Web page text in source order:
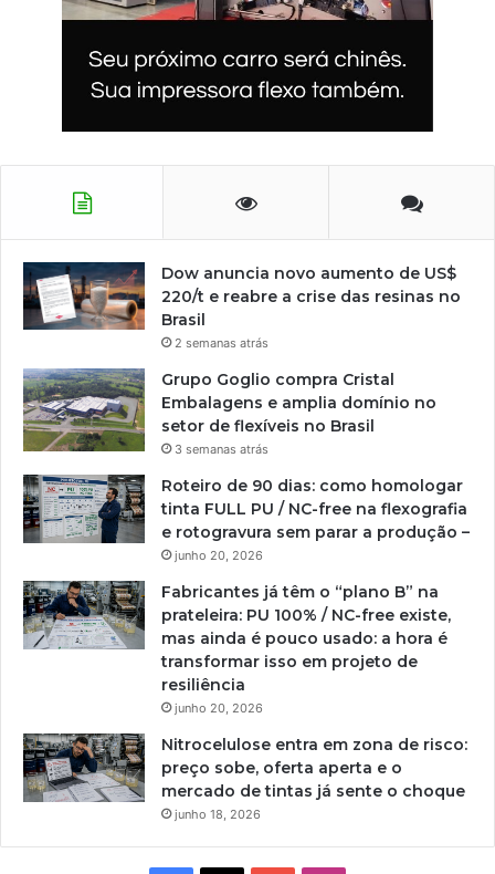
Dow anuncia novo aumento de US$
220/t e reabre a crise das resinas no
Brasil
2 semanas atrás
Grupo Goglio compra Cristal
Embalagens e amplia domínio no
setor de flexíveis no Brasil
3 semanas atrás
Roteiro de 90 dias: como homologar
tinta FULL PU / NC-free na flexografia
e rotogravura sem parar a produção –
junho 20, 2026
Fabricantes já têm o “plano B” na
prateleira: PU 100% / NC-free existe,
mas ainda é pouco usado: a hora é
transformar isso em projeto de
resiliência
junho 20, 2026
Nitrocelulose entra em zona de risco:
preço sobe, oferta aperta e o
mercado de tintas já sente o choque
junho 18, 2026